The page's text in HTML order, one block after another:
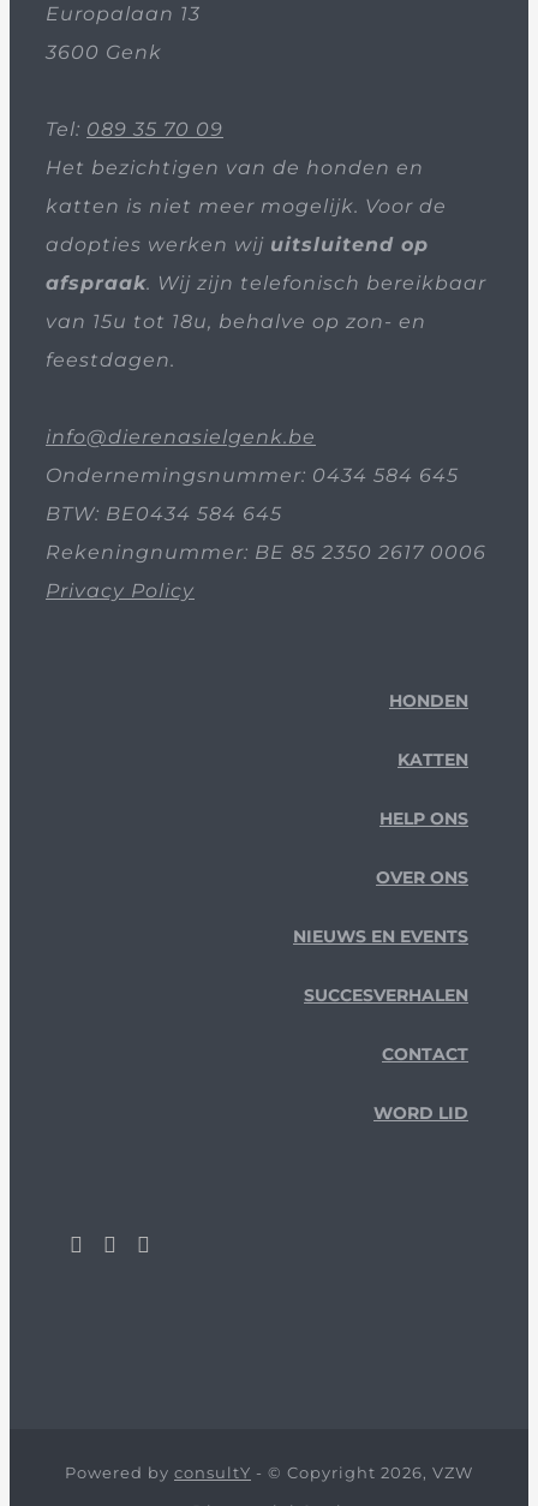
Europalaan 13
3600 Genk
Tel: 089 35 70 09
Het bezichtigen van de honden en
katten is niet meer mogelijk. Voor de
adopties werken wij uitsluitend op
afspraak. Wij zijn telefonisch bereikbaar
van 15u tot 18u, behalve op zon- en
feestdagen.
info@dierenasielgenk.be
Ondernemingsnummer: 0434 584 645
BTW: BE0434 584 645
Rekeningnummer: BE 85 2350 2617 0006
Privacy Policy
HONDEN
KATTEN
HELP ONS
OVER ONS
NIEUWS EN EVENTS
SUCCESVERHALEN
CONTACT
WORD LID
Powered by consultY - © Copyright 2026, VZW